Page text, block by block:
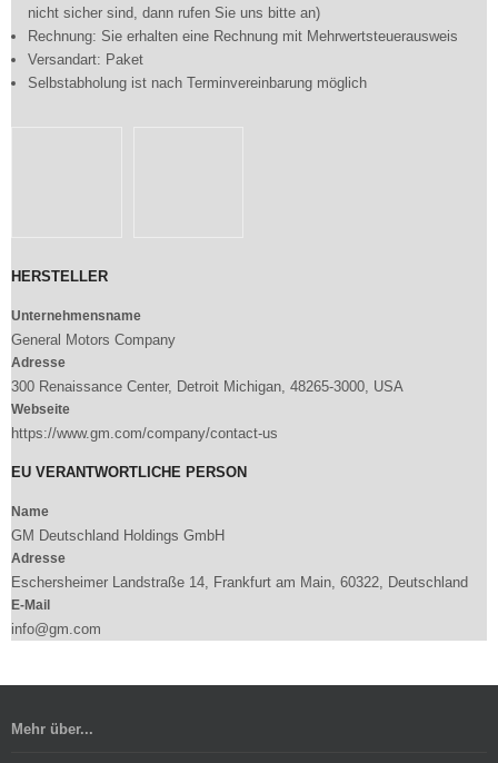
nicht sicher sind, dann rufen Sie uns bitte an)
Rechnung: Sie erhalten eine Rechnung mit Mehrwertsteuerausweis
Versandart: Paket
Selbstabholung ist nach Terminvereinbarung möglich
HERSTELLER
Unternehmensname
General Motors Company
Adresse
300 Renaissance Center, Detroit Michigan, 48265-3000, USA
Webseite
https://www.gm.com/company/contact-us
EU VERANTWORTLICHE PERSON
Name
GM Deutschland Holdings GmbH
Adresse
Eschersheimer Landstraße 14, Frankfurt am Main, 60322, Deutschland
E-Mail
info@gm.com
Mehr über...